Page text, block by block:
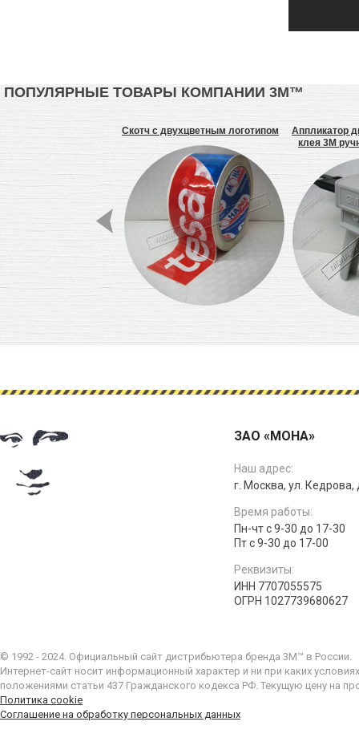
ПОПУЛЯРНЫЕ ТОВАРЫ КОМПАНИИ 3М™
VISITOR 3M
Скотч с двухцветным логотипом
Аппликатор
клея 3М
ЗАО «МОНА»
Наш адрес:
г. Москва, ул. Кедрова,
Время работы:
Пн-чт с 9-30 до 17-30
Пт с 9-30 до 17-00
Реквизиты:
ИНН 7707055575
ОГРН 1027739680627
© 1992 - 2024. Официальный сайт дистрибьютера бренда 3M™ в России.
Интернет-сайт носит информационный характер и ни при каких
положениями статьи 437 Гражданского кодекса РФ. Текущую цену на
Политика cookie
Соглашение на обработку персональных данных